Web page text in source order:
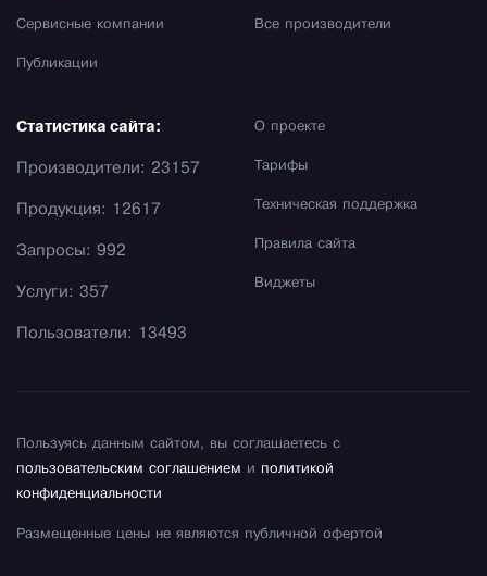
Сервисные компании
Публикации
Все производители
О проекте
Тарифы
Техническая поддержка
Правила сайта
Виджеты
Статистика сайта:
Производители: 23157
Продукция: 12617
Запросы: 992
Услуги: 357
Пользователи: 13493
Пользуясь данным сайтом, вы соглашаетесь с
пользовательским соглашением и политикой
конфиденциальности
Размещенные цены не являются публичной офертой